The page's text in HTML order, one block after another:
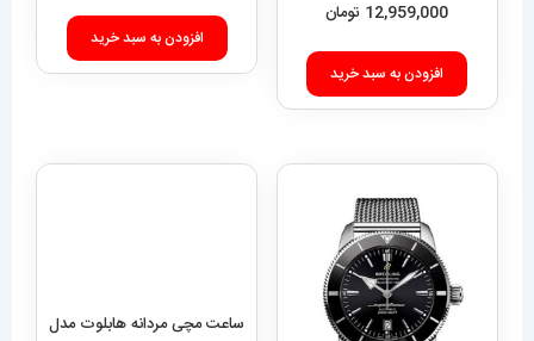
12,959,000 تومان
افزودن به سبد خرید
افزودن به سبد خرید
ساعت مچی مردانه هابلوت مدل